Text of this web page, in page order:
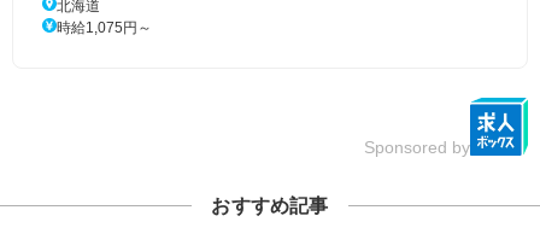
北海道
時給1,075円～
Sponsored by
おすすめ記事